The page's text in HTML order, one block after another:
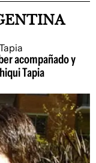
acompañado y
Tapia